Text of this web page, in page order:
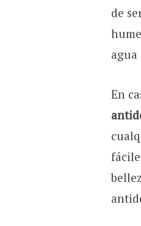
de
agua
En